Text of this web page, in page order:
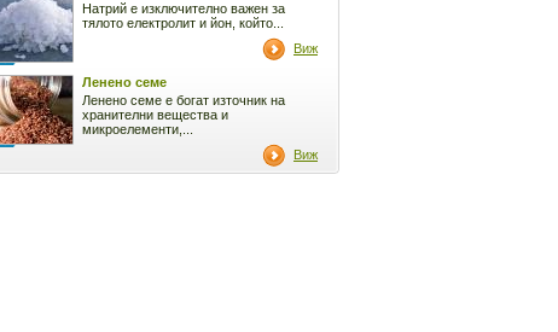
Натрий е изключително важен за
тялото електролит и йон, който...
Виж
Ленено семе
Ленено семе е богат източник на
хранителни вещества и
микроелементи,...
Виж